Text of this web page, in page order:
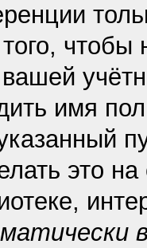
чтобы
вашей
имя
это